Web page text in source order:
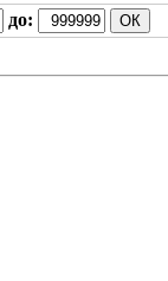
до: